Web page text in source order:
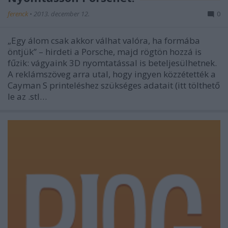
ferenck • 2013. december 12. 0
„Egy álom csak akkor válhat valóra, ha formába
öntjük” – hirdeti a Porsche, majd rögtön hozzá is
fűzik: vágyaink 3D nyomtatással is beteljesülhetnek.
A reklámszöveg arra utal, hogy ingyen közzétették a
Cayman S printeléshez szükséges adatait (itt tölthető
le az .stl…